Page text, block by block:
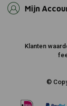
Mijn
Klanten
©